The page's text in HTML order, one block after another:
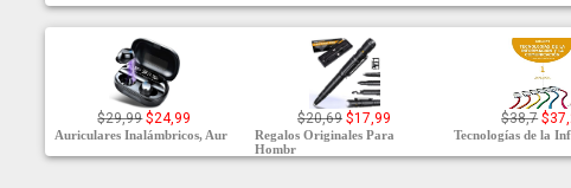
$29,99 $24,99
Auriculares Inalámbricos, Aur
$20,69 $17,99
Regalos Originales Para
Hombr
$38,7
Tecnologías de la